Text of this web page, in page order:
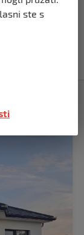
stambeni i
ste s